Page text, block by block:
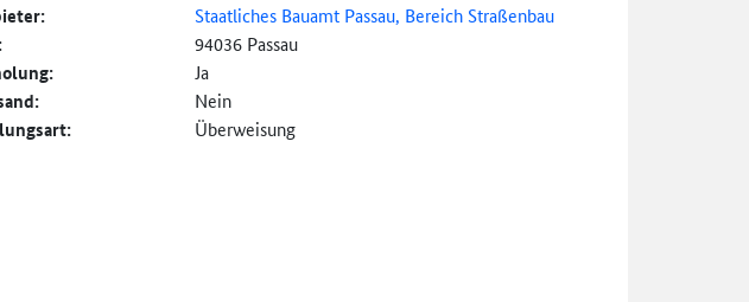
Staatliches Bauamt Passau, Bereich Straßenbau
94036 Passau
Ja
Nein
Überweisung